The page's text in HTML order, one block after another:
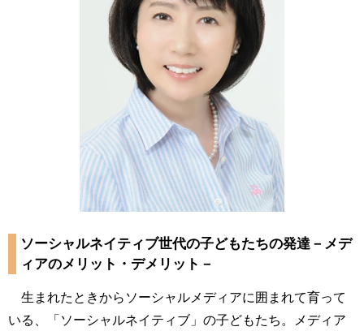
ソーシャルネイティブ世代の子どもたちの発達－メデ
ィアのメリット・デメリット－
生まれたときからソーシャルメディアに囲まれて育って
いる、「ソーシャルネイティブ」の子どもたち。メディア